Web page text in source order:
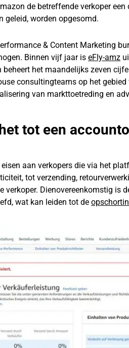
de betreffende verkoper
geleid, worden opgesomd.
& Content Marketing
Binnen vijf jaar is eFly-amz
beheert het maandelijks zeven
consultingteams op het
van markttoetreding en
tot een
aan verkopers die via het
tot verzending,
verkoper. Dienovereenkomstig is
wat kan leiden tot de